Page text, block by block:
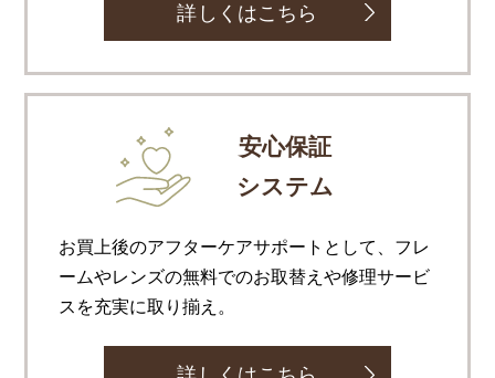
詳しくはこちら
安心保証
システム
お買上後のアフターケアサポートとして、フレ
ームやレンズの無料でのお取替えや修理サービ
スを充実に取り揃え。